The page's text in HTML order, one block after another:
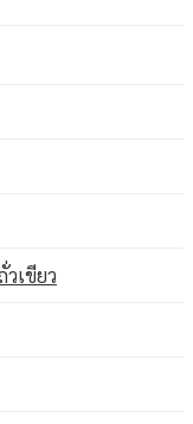
วเขียว